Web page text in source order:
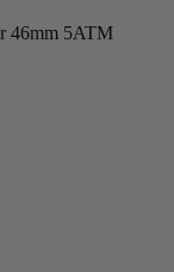
46mm 5ATM